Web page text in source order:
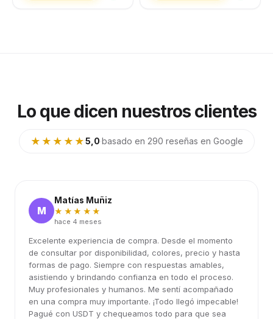
Lo que dicen nuestros clientes
★★★★★5,0·basado en 290 reseñas en Google
M
Matías Muñiz
★★★★★
hace 4 meses
Excelente experiencia de compra. Desde el momento
de consultar por disponibilidad, colores, precio y hasta
formas de pago. Siempre con respuestas amables,
asistiendo y brindando confianza en todo el proceso.
Muy profesionales y humanos. Me sentí acompañado
en una compra muy importante. ¡Todo llegó impecable!
Pagué con USDT y chequeamos todo para que sea